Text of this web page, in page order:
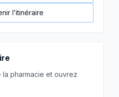
l’itinéraire
la pharmacie et ouvrez